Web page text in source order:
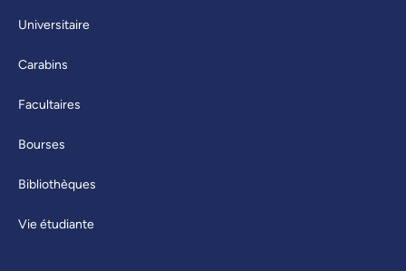
Universitaire
Carabins
Facultaires
Bourses
Bibliothèques
Vie étudiante